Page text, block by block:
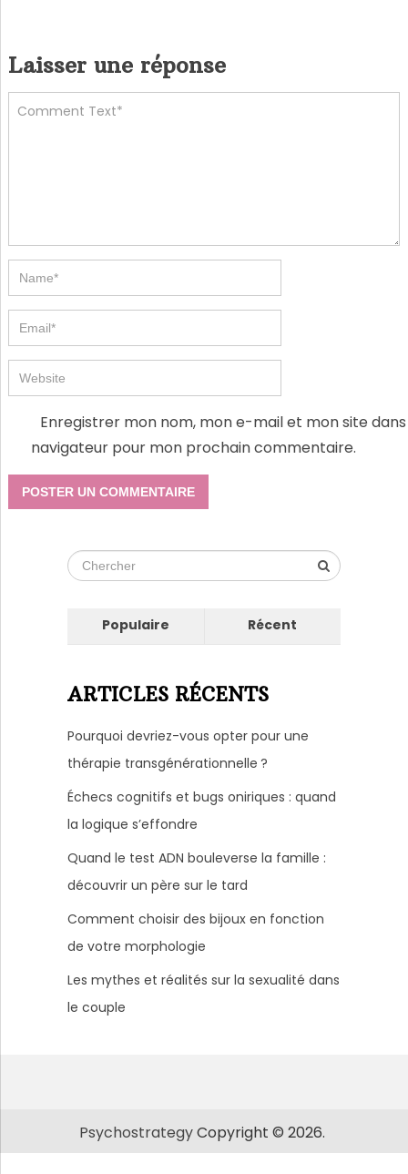
Laisser une réponse
Enregistrer mon nom, mon e-mail et mon site
navigateur pour mon prochain commentaire.
Populaire Récent
ARTICLES RÉCENTS
Pourquoi devriez-vous opter pour une
thérapie transgénérationnelle ?
Échecs cognitifs et bugs oniriques : quand
la logique s’effondre
Quand le test ADN bouleverse la famille :
découvrir un père sur le tard
Comment choisir des bijoux en fonction
de votre morphologie
Les mythes et réalités sur la sexualité dans
le couple
PsychostrategyCopyright © 2026.